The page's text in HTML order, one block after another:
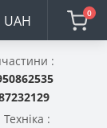
UAH 0
:
Техніка :